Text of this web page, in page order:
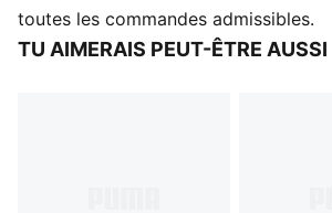
Coupe standard
Matériau principal : Polaires
toutes les commandes admissibles.
TU AIMERAIS PEUT-ÊTRE AUSSI